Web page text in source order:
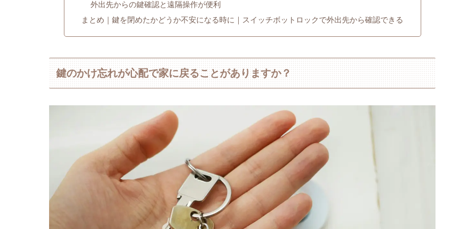
外出先からの鍵確認と遠隔操作が便利
まとめ｜鍵を閉めたかどうか不安になる時に｜スイッチボットロックで外出先から確認できる
鍵のかけ忘れが心配で家に戻ることがありますか？